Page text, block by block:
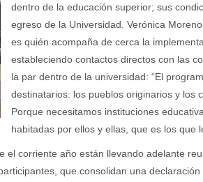
dentro de la educación superior; sus
egreso de la Universidad. Verónica
es quién acompaña de cerca la
estableciendo contactos directos con las
la par dentro de la universidad: “El
destinatarios: los pueblos originarios y los
Porque necesitamos instituciones
habitadas por ellos y ellas, que es los que
el corriente año están llevando adelante
que consolidan una